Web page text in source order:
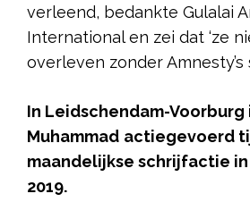
verleend, bedankte Gulalai
International en zei dat ‘ze
overleven zonder Amnesty’s
In Leidschendam-Voorburg
Muhammad actiegevoerd
maandelijkse schrijfactie
2019.